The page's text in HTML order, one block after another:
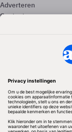
Adverteren
Contact
Redactionele partner